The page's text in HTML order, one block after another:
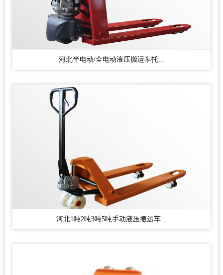
河北半电动/全电动液压搬运车托...
河北1吨2吨3吨5吨手动液压搬运车...